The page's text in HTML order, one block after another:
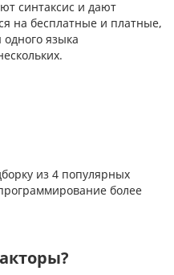
синтаксис и дают
на бесплатные и платные,
одного языка
из 4 популярных
более